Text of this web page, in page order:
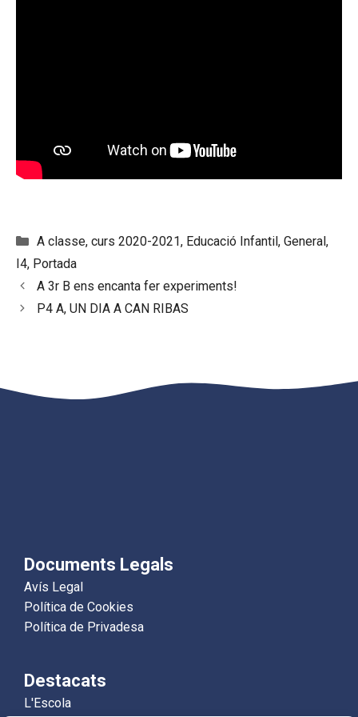
Categories
A classe, curs 2020-2021, Educació Infantil, General,
I4, Portada
A 3r B ens encanta fer experiments!
P4 A, UN DIA A CAN RIBAS
Documents Legals
Avís Legal
Política de Cookies
Política de Privadesa
Destacats
L'Escola